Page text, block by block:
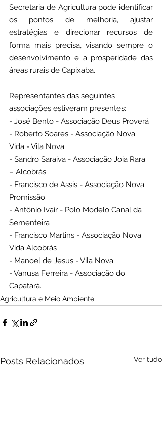
Secretaria de Agricultura pode identificar
os pontos de melhoria, ajustar
estratégias e direcionar recursos de
forma mais precisa, visando sempre o
desenvolvimento e a prosperidade das
áreas rurais de Capixaba.
Representantes das seguintes
associações estiveram presentes:
- José Bento - Associação Deus Proverá
- Roberto Soares - Associação Nova
Vida - Vila Nova
- Sandro Saraiva - Associação Joia Rara
– Alcobrás
- Francisco de Assis - Associação Nova
Promissão
- Antônio Ivair - Polo Modelo Canal da
Sementeira
- Francisco Martins - Associação Nova
Vida Alcobrás
- Manoel de Jesus - Vila Nova
- Vanusa Ferreira - Associação do
Capatará.
Agricultura e Meio Ambiente
Posts Relacionados Ver tudo